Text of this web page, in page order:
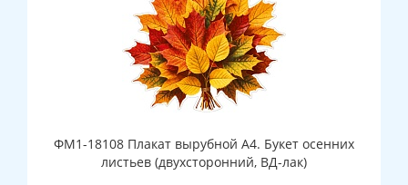
ФМ1-18108 Плакат вырубной А4. Букет осенних
листьев (двухсторонний, ВД-лак)